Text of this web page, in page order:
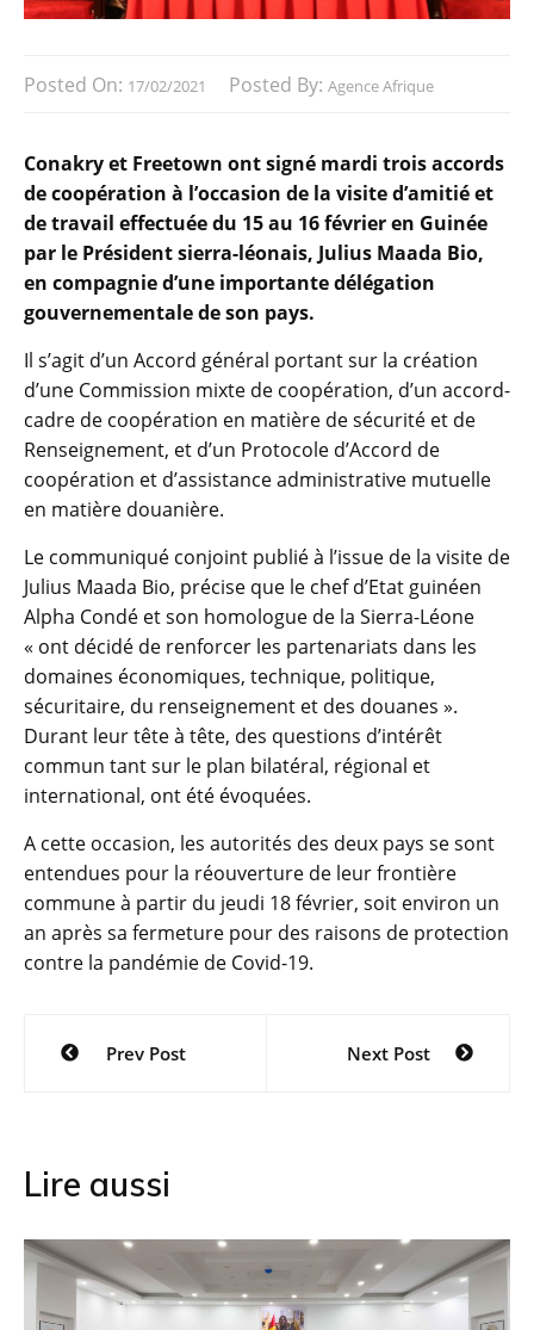
Posted On: 17/02/2021 Posted By: Agence Afrique
Conakry et Freetown ont signé mardi trois accords
de coopération à l’occasion de la visite d’amitié et
de travail effectuée du 15 au 16 février en Guinée
par le Président sierra-léonais, Julius Maada Bio,
en compagnie d’une importante délégation
gouvernementale de son pays.
Il s’agit d’un Accord général portant sur la création
d’une Commission mixte de coopération, d’un accord-
cadre de coopération en matière de sécurité et de
Renseignement, et d’un Protocole d’Accord de
coopération et d’assistance administrative mutuelle
en matière douanière.
Le communiqué conjoint publié à l’issue de la visite de
Julius Maada Bio, précise que le chef d’Etat guinéen
Alpha Condé et son homologue de la Sierra-Léone
« ont décidé de renforcer les partenariats dans les
domaines économiques, technique, politique,
sécuritaire, du renseignement et des douanes ».
Durant leur tête à tête, des questions d’intérêt
commun tant sur le plan bilatéral, régional et
international, ont été évoquées.
A cette occasion, les autorités des deux pays se sont
entendues pour la réouverture de leur frontière
commune à partir du jeudi 18 février, soit environ un
an après sa fermeture pour des raisons de protection
contre la pandémie de Covid-19.
Navigation
Prev Post Next Post
Lire aussi